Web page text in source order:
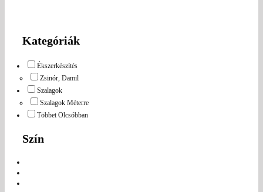
Kategóriák
Ékszerkészítés
Zsinór, Damil
Szalagok
Szalagok Méterre
Többet Olcsóbban
Szín